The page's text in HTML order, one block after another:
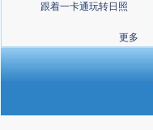
跟着一卡通玩转日照
更多